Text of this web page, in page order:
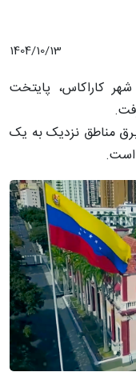
1404/10/13
کاراکاس، پایتخت
مناطق نزدیک به یک
است.